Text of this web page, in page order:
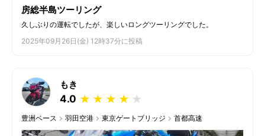
房総半島ツーリング
久しぶりの運転でしたが、楽しいロングツーリングでした。
2025年09月26日(金) 12時37分に投稿
もき
4.0 ★
★
★
★
★
豊洲ベース 羽田空港 東京ゲートブリッジ 首都高速